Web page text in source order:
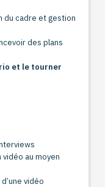
du cadre et gestion
des plans
et le tourner
au moyen
vidéo